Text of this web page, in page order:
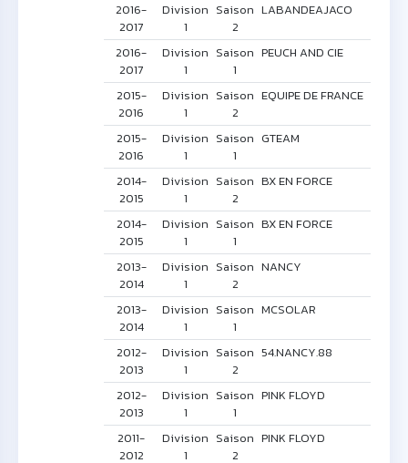
2016-
2017
Division
1
Saison
2
LABANDEAJACO
2016-
2017
Division
1
Saison
1
PEUCH AND CIE
2015-
2016
Division
1
Saison
2
EQUIPE DE FRANCE
2015-
2016
Division
1
Saison
1
GTEAM
2014-
2015
Division
1
Saison
2
BX EN FORCE
2014-
2015
Division
1
Saison
1
BX EN FORCE
2013-
2014
Division
1
Saison
2
NANCY
2013-
2014
Division
1
Saison
1
MCSOLAR
2012-
2013
Division
1
Saison
2
54.NANCY.88
2012-
2013
Division
1
Saison
1
PINK FLOYD
2011-
2012
Division
1
Saison
2
PINK FLOYD